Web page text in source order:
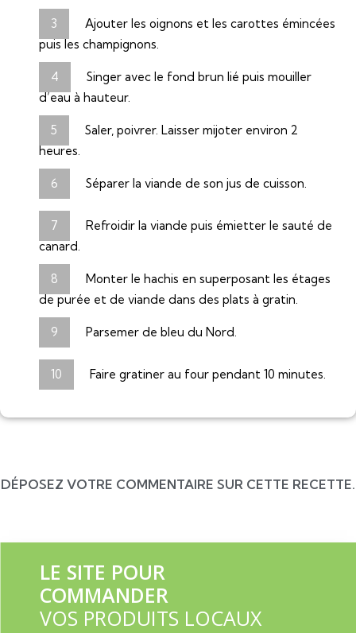
Ajouter les oignons et les carottes émincées
puis les champignons.
Singer avec le fond brun lié puis mouiller
d’eau à hauteur.
Saler, poivrer. Laisser mijoter environ 2
heures.
Séparer la viande de son jus de cuisson.
Refroidir la viande puis émietter le sauté de
canard.
Monter le hachis en superposant les étages
de purée et de viande dans des plats à gratin.
Parsemer de bleu du Nord.
Faire gratiner au four pendant 10 minutes.
DÉPOSEZ VOTRE COMMENTAIRE SUR CETTE RECETTE.
LE SITE POUR
COMMANDER
VOS PRODUITS LOCAUX